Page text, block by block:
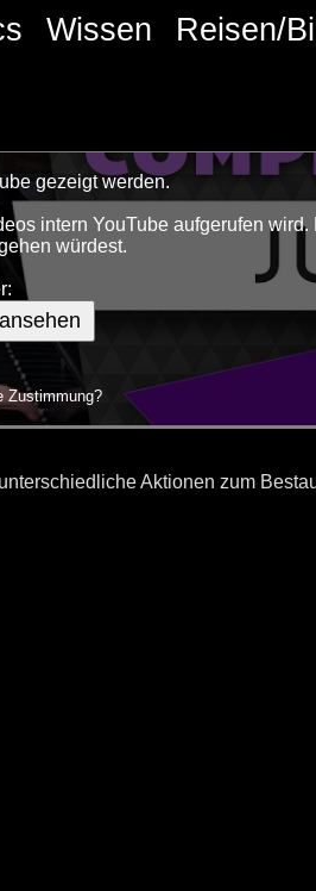
Wissen Reisen/
gezeigt werden.
intern YouTube aufgerufen
würdest.
Zustimmung?
Aktionen zum